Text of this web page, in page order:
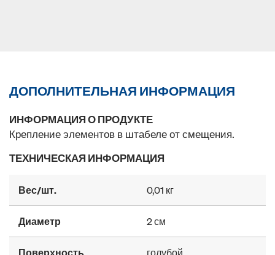
ДОПОЛНИТЕЛЬНАЯ ИНФОРМАЦИЯ
ИНФОРМАЦИЯ О ПРОДУКТЕ
Крепление элементов в штабеле от смещения.
ТЕХНИЧЕСКАЯ ИНФОРМАЦИЯ
Вес/шт. 0,01 кг
Диаметр 2 см
Поверхность голубой